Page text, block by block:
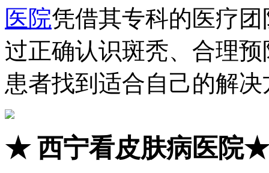
医院凭借其专科的医疗
过正确认识斑秃、合理
患者找到适合自己的解
★西宁看皮肤病医院★